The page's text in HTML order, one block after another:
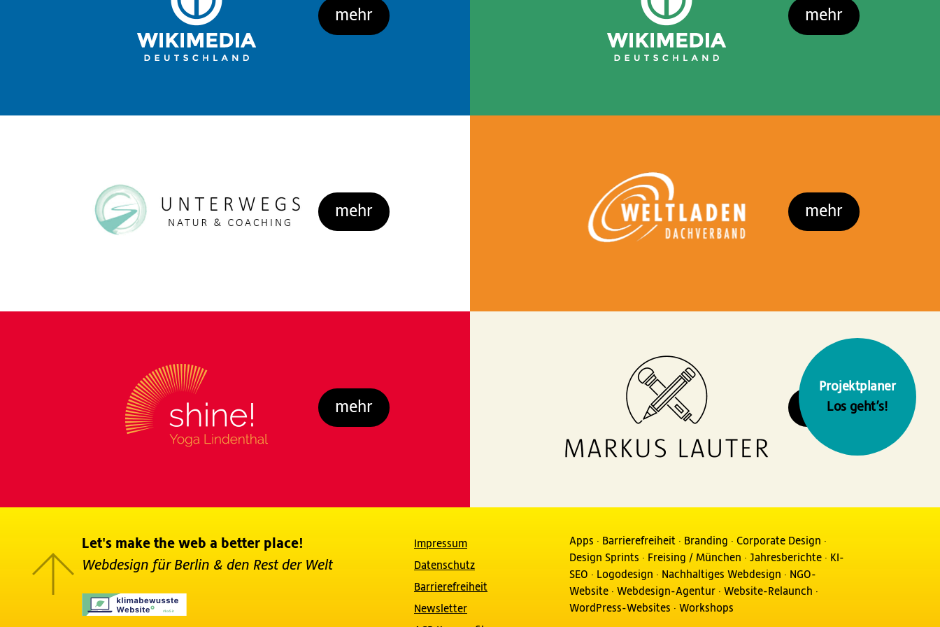
mehr mehr
mehr mehr
mehr mehr
Let's make the web a better place!
Webdesign für Berlin & den Rest der Welt
Impressum
Datenschutz
Barrierefreiheit
Newsletter
Apps · Barrierefreiheit · Branding · Corporate Design ·
Design Sprints · Freising / München · Jahresberichte· KI-
SEO · Logodesign · Nachhaltiges Webdesign · NGO-
Website· Webdesign-Agentur· Website-Relaunch ·
WordPress-Websites · Workshops
Projektplaner
Los geht’s!
Projekt planen